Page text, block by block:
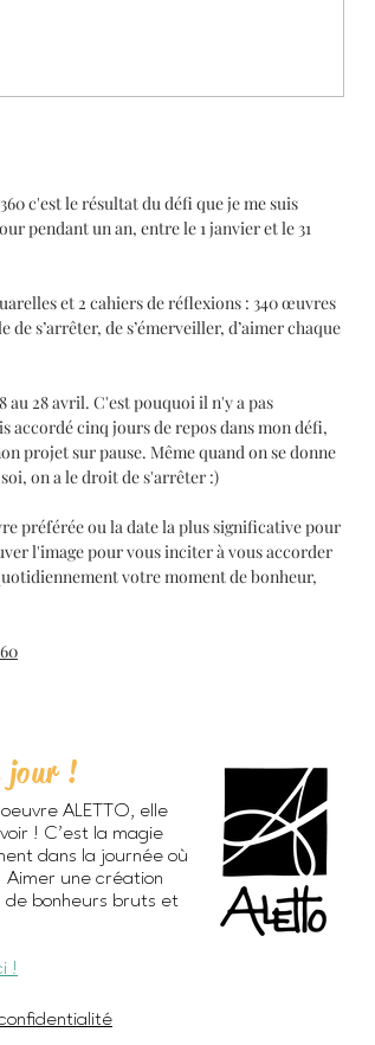
c'est le résultat du défi que je me suis
pendant un an, entre le 1 janvier et le 31
et 2 cahiers de réflexions : 340 œuvres
s’arrêter, de s’émerveiller, d’aimer chaque
au 28 avril. C'est pouquoi il n'y a pas
accordé cinq jours de repos dans mon défi,
projet sur pause. Même quand on se donne
on a le droit de s'arrêter :)
préférée ou la date la plus significative pour
l'image pour vous inciter à vous accorder
votre moment de bonheur,
jour !
ALETTO, elle
! C’est la magie
dans la journée où
une création
de bonheurs bruts et
!